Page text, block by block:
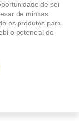
de ser
de minhas
os produtos para
o potencial do